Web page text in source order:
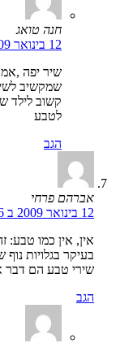
חנה טואג
12 בינואר 2009 ב 15:21
שיר יפה
שמקשיב
קשוב לילד
לטבע
הגב
אברהם פרחי
12 בינואר 2009 ב 19:26
אין, אין כמו טבע:
בעיקר בגלויות נוף
שירי טבע הם דבר
הגב